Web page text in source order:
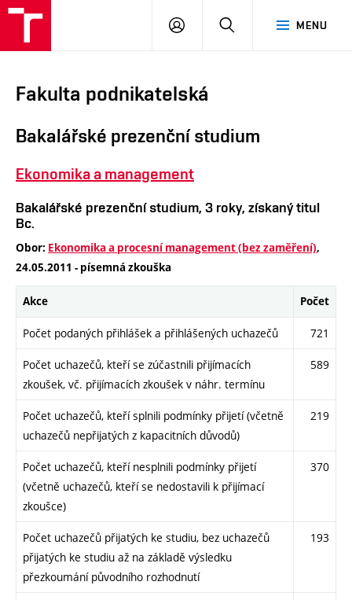
MENU
PŘIHLÁSIT
Fakulta podnikatelská
Bakalářské prezenční studium
Ekonomika a management
Bakalářské prezenční studium, 3 roky, získaný titul
Bc.
Obor: Ekonomika a procesní management (bez zaměření),
24.05.2011 - písemná zkouška
Akce Počet
Počet podaných přihlášek a přihlášených uchazečů 721
Počet uchazečů, kteří se zúčastnili přijímacích
zkoušek, vč. přijímacích zkoušek v náhr. termínu
589
Počet uchazečů, kteří splnili podmínky přijetí (včetně
uchazečů nepřijatých z kapacitních důvodů)
219
Počet uchazečů, kteří nesplnili podmínky přijetí
(včetně uchazečů, kteří se nedostavili k přijímací
zkoušce)
370
Počet uchazečů přijatých ke studiu, bez uchazečů
přijatých ke studiu až na základě výsledku
přezkoumání původního rozhodnutí
193